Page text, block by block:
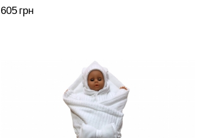
605 грн